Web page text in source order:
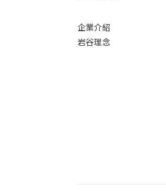
企業介紹
岩谷理念